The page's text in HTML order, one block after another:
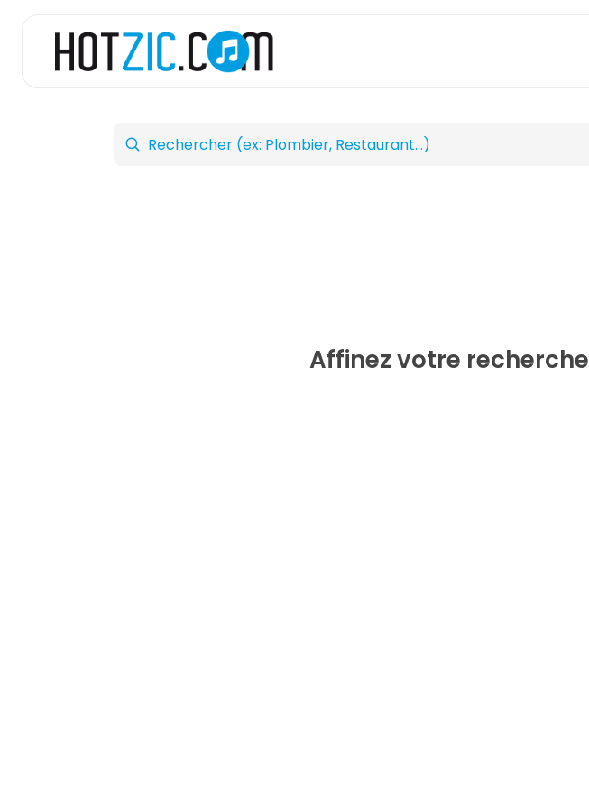
Affinez votre recherche